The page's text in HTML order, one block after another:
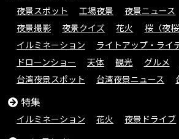
夜景スポット 工場夜景 夜景ニュース
夜景撮影
夜景クイズ 花火
桜（夜
イルミネーション
ライトアップ・ライ
ドローンショー
天体 観光 グルメ
台湾夜景スポット
台湾夜景ニュース
特集
イルミネーション 花火 夜景ドライブ